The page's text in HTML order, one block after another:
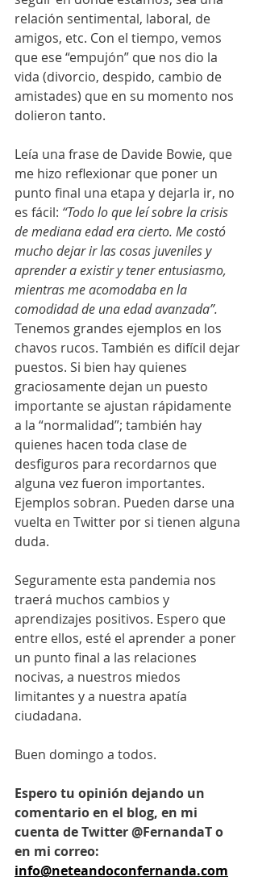
relación sentimental, laboral, de
amigos, etc. Con el tiempo, vemos
que ese “empujón” que nos dio la
vida (divorcio, despido, cambio de
amistades) que en su momento nos
dolieron tanto.
Leía una frase de Davide Bowie, que
me hizo reflexionar que poner un
punto final una etapa y dejarla ir, no
es fácil: “Todo lo que leí sobre la crisis
de mediana edad era cierto. Me costó
mucho dejar ir las cosas juveniles y
aprender a existir y tener entusiasmo,
mientras me acomodaba en la
comodidad de una edad avanzada”.
Tenemos grandes ejemplos en los
chavos rucos. También es difícil dejar
puestos. Si bien hay quienes
graciosamente dejan un puesto
importante se ajustan rápidamente
a la “normalidad”; también hay
quienes hacen toda clase de
desfiguros para recordarnos que
alguna vez fueron importantes.
Ejemplos sobran. Pueden darse una
vuelta en Twitter por si tienen alguna
duda.
Seguramente esta pandemia nos
traerá muchos cambios y
aprendizajes positivos. Espero que
entre ellos, esté el aprender a poner
un punto final a las relaciones
nocivas, a nuestros miedos
limitantes y a nuestra apatía
ciudadana.
Buen domingo a todos.
Espero tu opinión dejando un
comentario en el blog, en mi
cuenta de Twitter @FernandaT o
en mi correo:
info@neteandoconfernanda.com